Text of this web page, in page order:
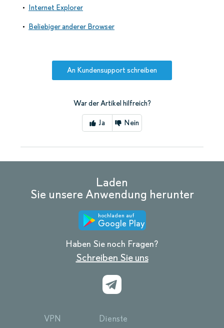
Internet Explorer
Beliebiger anderer Browser
An Kundensupport schreiben
War der Artikel hilfreich?
Ja Nein
Laden
Sie unsere Anwendung herunter
hochladen auf
Google Play
Haben Sie noch Fragen?
Schreiben Sie uns
VPN
Dienste